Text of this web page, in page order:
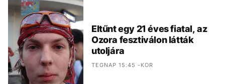
Eltűnt egy 21 éves fiatal, az
Ozora fesztiválon látták
utoljára
TEGNAP 15:45 -KOR